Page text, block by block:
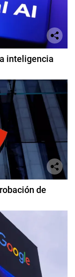
inteligencia
de